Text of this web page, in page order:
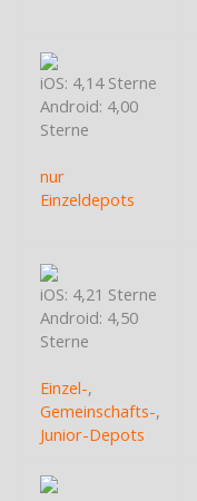
iOS: 4,14 Sterne
Android: 4,00
Sterne
nur
Einzeldepots
iOS: 4,21 Sterne
Android: 4,50
Sterne
Einzel-,
Gemeinschafts-,
Junior-Depots